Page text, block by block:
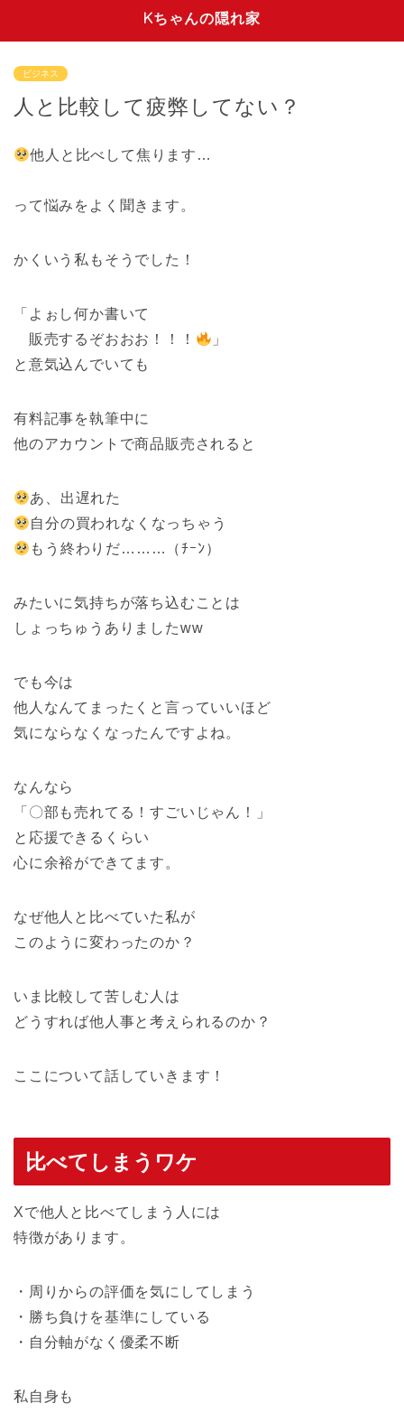
Kちゃんの隠れ家
ビジネス
人と比較して疲弊してない？
他人と比べして焦ります…
って悩みをよく聞きます。
かくいう私もそうでした！
「よぉし何か書いて
販売するぞおおお！！！
」
と意気込んでいても
有料記事を執筆中に
他のアカウントで商品販売されると
あ、出遅れた
自分の買われなくなっちゃう
もう終わりだ………（ﾁｰﾝ）
みたいに気持ちが落ち込むことは
しょっちゅうありましたww
でも今は
他人なんてまったくと言っていいほど
気にならなくなったんですよね。
なんなら
「〇部も売れてる！すごいじゃん！」
と応援できるくらい
心に余裕ができてます。
なぜ他人と比べていた私が
このように変わったのか？
いま比較して苦しむ人は
どうすれば他人事と考えられるのか？
ここについて話していきます！
比べてしまうワケ
Xで他人と比べてしまう人には
特徴があります。
・周りからの評価を気にしてしまう
・勝ち負けを基準にしている
・自分軸がなく優柔不断
私自身も